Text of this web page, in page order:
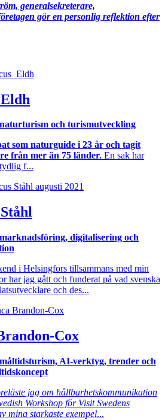
generalsekreterare,
gör en personlig reflektion efter
och turismutveckling
som naturguide i 23 år och tagit
från mer än 75 länder. En sak har
f...
digitalisering och
i Helsingfors tillsammans med min
har jag gått och funderat på vad svenska
och des...
Cox
AI-verktyg, trender och
jag om hållbarhetskommunikation
Workshop för Visit Swedens
mina starkaste exempel...